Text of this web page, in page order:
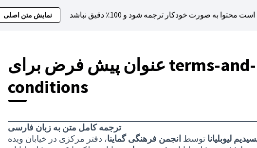
نمایش متن اصلی
عنوان پیش فرض برای terms-and-
conditions
ترجمه کامل متن به زبان فارسی
لیوبلیانا توسط انجمن فرهنگی گماینا، دفتر مرکزی در خیابان ویده